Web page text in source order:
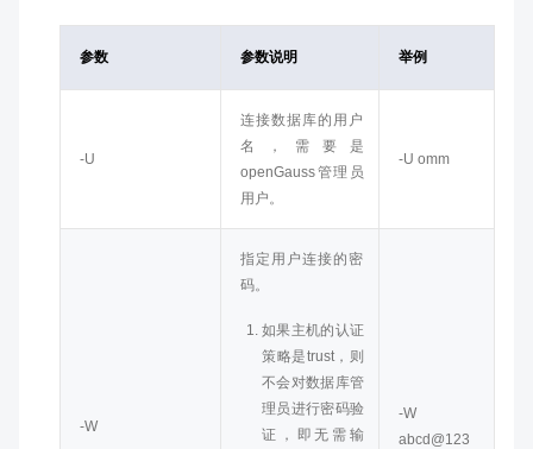
参数 参数说明 举例
-U
连接数据库的用户
名，需要是
openGauss管理员
用户。
-U omm
-W
指定用户连接的密
码。
如果主机的认证
策略是trust，则
不会对数据库管
理员进行密码验
证，即无需输
-W
abcd@123